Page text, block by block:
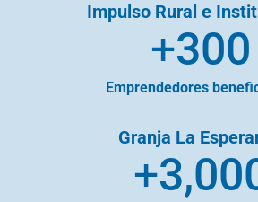
Impulso Rural e
+300
Emprendedores
Granja La
+